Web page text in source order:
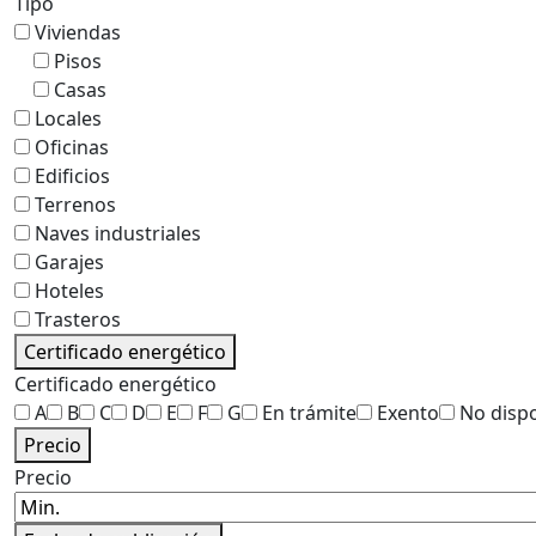
Viviendas
Pisos
Casas
Locales
Oficinas
Edificios
Terrenos
Naves industriales
Garajes
Hoteles
Trasteros
Certificado energético
Certificado energético
A
B C D E F G En trámite Exento
No
Precio
Precio